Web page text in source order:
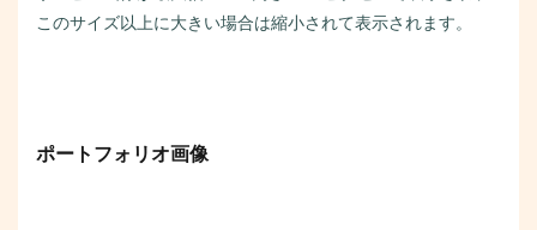
このサイズ以上に大きい場合は縮小されて表示されます。
ポートフォリオ画像